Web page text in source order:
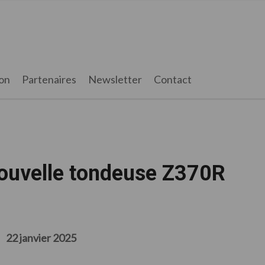
Partenaires Newsletter Contact
tondeuse Z370R
22 janvier 2025